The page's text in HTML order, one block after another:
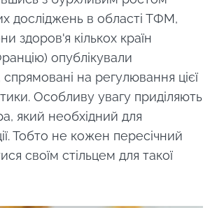
досліджень в області ТФМ,
здоров'я кількох країн
опублікували
спрямовані на регулювання цієї
Особливу увагу приділяють
який необхідний для
Тобто не кожен пересічний
своїм стільцем для такої